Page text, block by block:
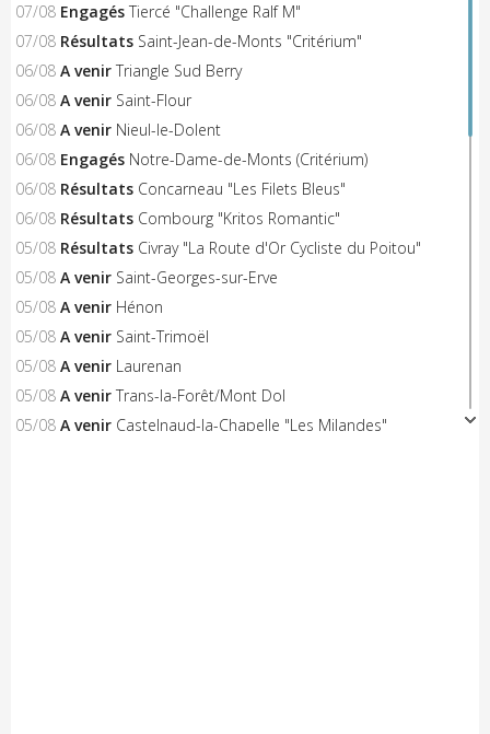
07/08 Engagés Tiercé "Challenge Ralf M"
07/08 Résultats Saint-Jean-de-Monts "Critérium"
06/08 A venir Triangle Sud Berry
06/08 A venir Saint-Flour
06/08 A venir Nieul-le-Dolent
06/08 Engagés Notre-Dame-de-Monts (Critérium)
06/08 Résultats Concarneau "Les Filets Bleus"
06/08 Résultats Combourg "Kritos Romantic"
05/08 Résultats Civray "La Route d'Or Cycliste du Poitou"
05/08 A venir Saint-Georges-sur-Erve
05/08 A venir Hénon
05/08 A venir Saint-Trimoël
05/08 A venir Laurenan
05/08 A venir Trans-la-Forêt/Mont Dol
05/08 A venir Castelnaud-la-Chapelle "Les Milandes"